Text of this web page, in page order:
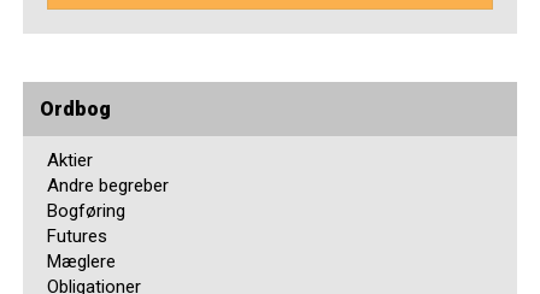
Ordbog
Aktier
Andre begreber
Bogføring
Futures
Mæglere
Obligationer